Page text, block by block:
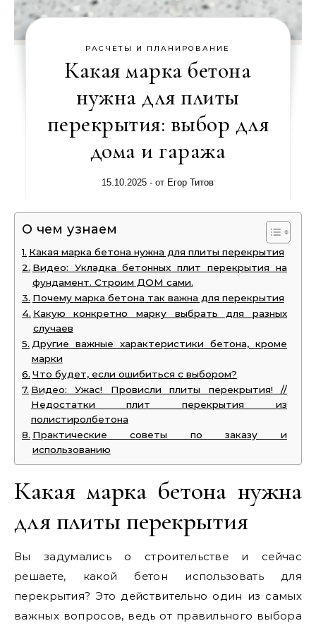
РАСЧЕТЫ И ПЛАНИРОВАНИЕ
Какая марка бетона
нужна для плиты
перекрытия: выбор для
дома и гаража
15.10.2025 - от Егор Титов
О чем узнаем
Какая марка бетона нужна для плиты перекрытия
Видео: Укладка бетонных плит перекрытия на
фундамент. Строим ДОМ сами.
Почему марка бетона так важна для перекрытия
Какую конкретно марку выбрать для разных
случаев
Другие важные характеристики бетона, кроме
марки
Что будет, если ошибиться с выбором?
Видео: Ужас! Провисли плиты перекрытия! //
Недостатки плит перекрытия из
полистиролбетона
Практические советы по заказу и
использованию
Какая марка бетона нужна
для плиты перекрытия
Вы задумались о строительстве и сейчас
решаете, какой бетон использовать для
перекрытия? Это действительно один из самых
важных вопросов, ведь от правильного выбора